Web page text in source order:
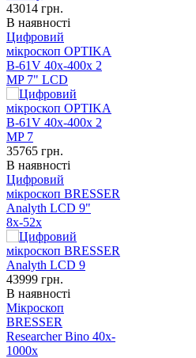
43014 грн.
В наявності
Цифровий
мікроскоп OPTIKA
B-61V 40x-400x 2
MP 7" LCD
35765 грн.
В наявності
Цифровий
мікроскоп BRESSER
Analyth LCD 9"
8х-52х
43999 грн.
В наявності
Мікроскоп
BRESSER
Researcher Bino 40x-
1000x